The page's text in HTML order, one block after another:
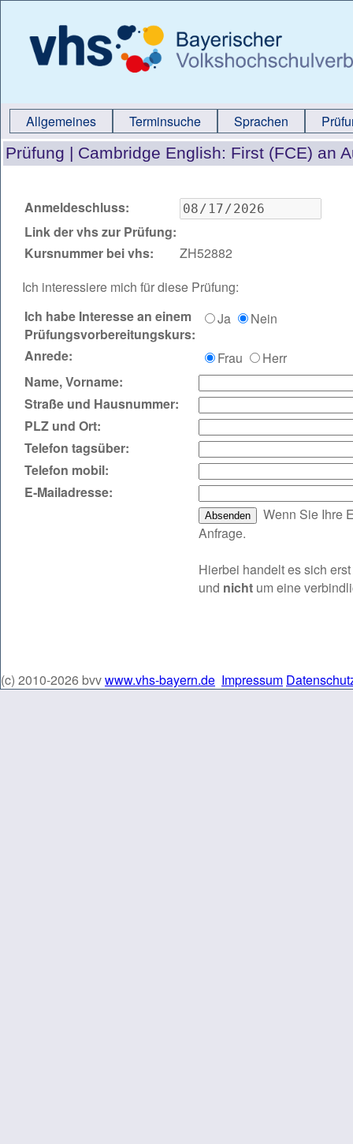
Allgemeines Terminsuche Sprachen
Prüfung | Cambridge English: First (FCE) an
Anmeldeschluss:
Link der vhs zur Prüfung:
Kursnummer bei vhs:
ZH52882
Ich interessiere mich für diese Prüfung:
Ich habe Interesse an einem
Prüfungsvorbereitungskurs:
Ja Nein
Anrede: Frau
Herr
Name, Vorname:
Straße und Hausnummer:
PLZ und Ort:
Telefon tagsüber:
Telefon mobil:
E‑Mailadresse:
Wenn Sie Ihre
Anfrage.
Hierbei handelt es sich
und nicht um eine
(c) 2010-2026 bvvwww.vhs-bayern.de Impressum